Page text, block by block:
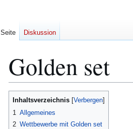
Golden set
Zur
springen
Zur
springen
Inhaltsverzeichnis
1 Allgemeines
2 Wettbewerbe mit Golden set
Seite Diskussion